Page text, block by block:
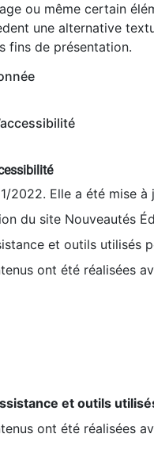
ou même certain
une alternative
fins de présentation.
2022. Elle a été mise
du site Nouveautés
et outils utilisés
ont été réalisées
et outils
ont été réalisées